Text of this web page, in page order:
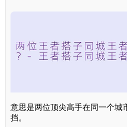
意思是两位顶尖高手在同一个城
挡。